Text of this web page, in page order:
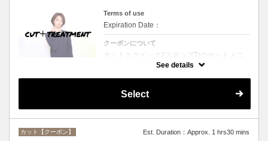
Terms of use
Expiration Date：
クーポンについて
カットとクイック2ステップTrのセットメニ
ュー☆シャンプー、ブロー付。ロング料金な
See details
Select
カット【クーポン】 Est. Duration：Approx. 1 hrs30 mins